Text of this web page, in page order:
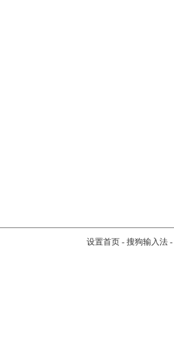
设置首页- 搜狗输入法-